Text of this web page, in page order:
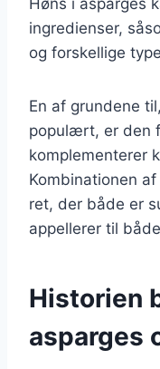
ingredienser,
og forskellige
En af grundene
populært, er den
komplementerer
Kombinationen
ret, der både er
appellerer til
Historien
asparges